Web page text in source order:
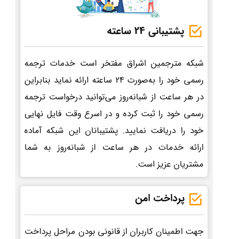
پشتیبانی 24 ساعته
شبکه مترجمین اشراق مفتخر است خدمات ترجمه
رسمی خود را به‌صورت 24 ساعته ارائه نماید بنابراین
در هر ساعت از شبانه‌روز می‌توانید درخواست ترجمه
رسمی خود را ثبت کرده و در اسرع وقت فایل نهایی
خود را دریافت نمایید. پشتیبانان این شبکه آماده
ارائه خدمات در هر ساعت از شبانه‌روز به شما
مشتریان عزیز است.
پرداخت امن
جهت اطمینان کاربران از قانونی بودن مراحل پرداخت